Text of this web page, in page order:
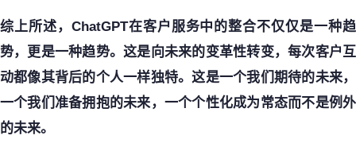
综上所述，ChatGPT在客户服务中的整合不仅仅是一种趋
势，更是一种趋势。这是向未来的变革性转变，每次客户互
动都像其背后的个人一样独特。这是一个我们期待的未来，
一个我们准备拥抱的未来，一个个性化成为常态而不是例外
的未来。